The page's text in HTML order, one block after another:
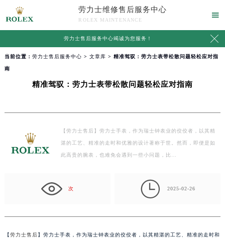
劳力士维修售后服务中心
ROLEX MAINTENANCE

劳力士售后服务中心竭诚为您服务！ 
当前位置： 劳力士售后服务中心 > 文章库 > 精准驾驭：劳力士表带松散问题轻松应对指
南
精准驾驭：劳力士表带松散问题轻松应对指南
【劳力士售后】劳力士手表，作为瑞士钟表业的佼佼者，以其精
湛的工艺、精准的走时和优雅的设计著称于世。然而，即便是如
此高贵的腕表，也难免会遇到一些小问题，比…
次  2025-02-26
【劳力士售后】劳力士手表，作为瑞士钟表业的佼佼者，以其精湛的工艺、精准的走时和